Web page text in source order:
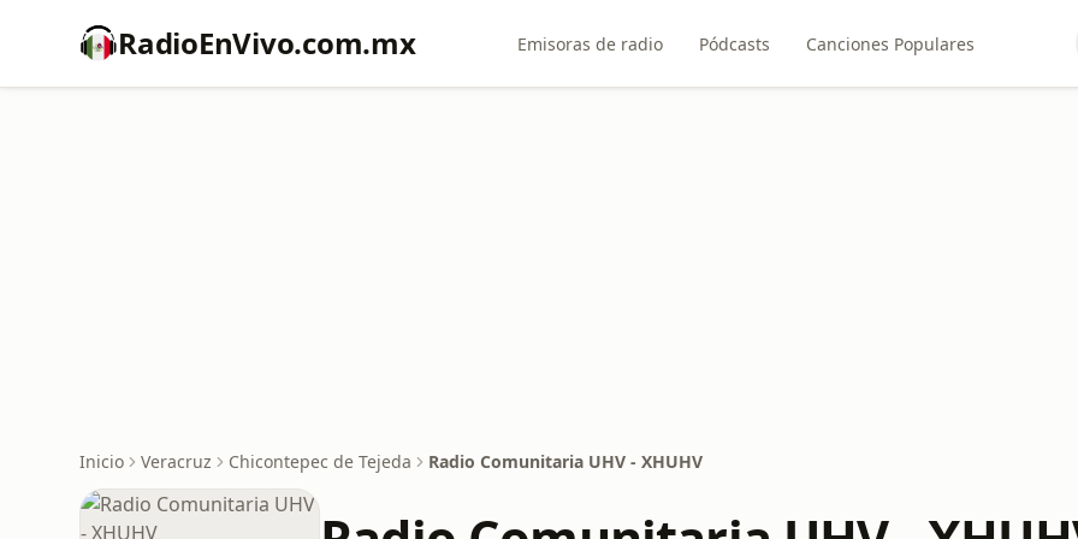
RadioEnVivo.com.mx Emisoras de radio Pódcasts Canciones Populares
Inicio Veracruz Chicontepec de Tejeda Radio Comunitaria UHV - XHUHV